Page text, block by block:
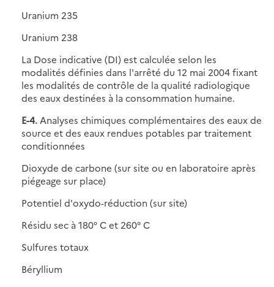
Uranium 235
Uranium 238
La Dose indicative (DI) est calculée selon les
modalités définies dans l'arrêté du 12 mai 2004 fixant
les modalités de contrôle de la qualité radiologique
des eaux destinées à la consommation humaine.
E-4. Analyses chimiques complémentaires des eaux de
source et des eaux rendues potables par traitement
conditionnées
Dioxyde de carbone (sur site ou en laboratoire après
piégeage sur place)
Potentiel d'oxydo-réduction (sur site)
Résidu sec à 180° C et 260° C
Sulfures totaux
Béryllium